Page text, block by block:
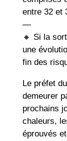
entre 32 et
—
🔸 Si la
une
fin des
Le préfet
demeurer
prochains
chaleurs,
éprouvés